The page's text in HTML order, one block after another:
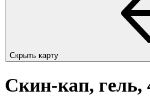
Скрыть карту
Скин-кап, гель,